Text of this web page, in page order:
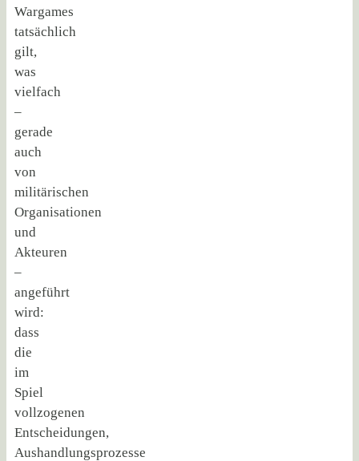
Wargames
tatsächlich
gilt,
was
vielfach
–
gerade
auch
von
militärischen
Organisationen
und
Akteuren
–
angeführt
wird:
dass
die
im
Spiel
vollzogenen
Entscheidungen,
Aushandlungsprozesse